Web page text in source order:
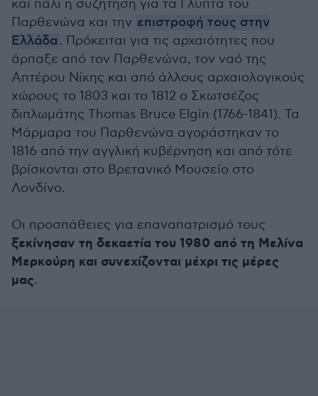
και πάλι η συζήτηση για τα Γλυπτά του
Παρθενώνα και την επιστροφή τους στην
Ελλάδα. Πρόκειται για τις αρχαιότητες που
άρπαξε από τον Παρθενώνα, τον ναό της
Απτέρου Νίκης και από άλλους αρχαιολογικούς
χώρους το 1803 και το 1812 ο Σκωτσέζος
διπλωμάτης Thomas Bruce Elgin (1766-1841). Τα
Μάρμαρα του Παρθενώνα αγοράστηκαν το
1816 από την αγγλική κυβέρνηση και από τότε
βρίσκονται στο Βρετανικό Μουσείο στο
Λονδίνο.
Οι προσπάθειες για επαναπατρισμό τους
ξεκίνησαν τη δεκαετία του 1980 από τη Μελίνα
Μερκούρη και συνεχίζονται μέχρι τις μέρες
μας.